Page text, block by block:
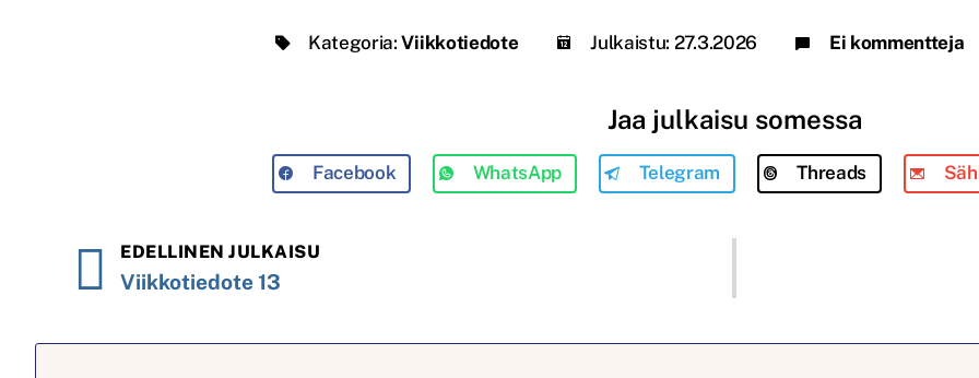
Kategoria: Viikkotiedote Julkaistu: 27.3.2026 Ei kommentteja
Jaa julkaisu somessa
Facebook WhatsApp Telegram Threads
EDELLINEN JULKAISU
Viikkotiedote 13